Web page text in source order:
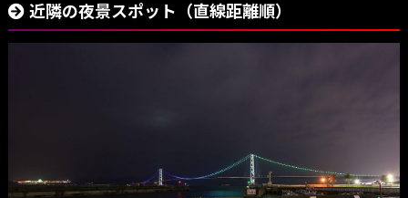
近隣の夜景スポット（直線距離順）